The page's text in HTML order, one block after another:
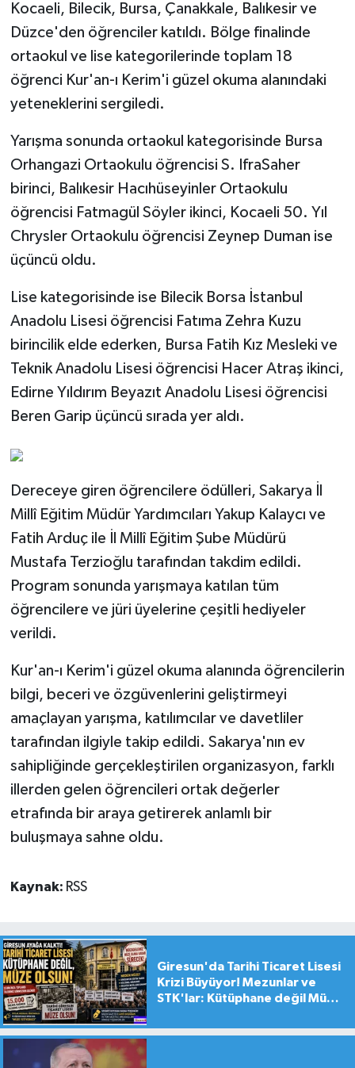
Kocaeli, Bilecik, Bursa, Çanakkale, Balıkesir ve
Düzce'den öğrenciler katıldı. Bölge finalinde
ortaokul ve lise kategorilerinde toplam 18
öğrenci Kur'an-ı Kerim'i güzel okuma alanındaki
yeteneklerini sergiledi.
Yarışma sonunda ortaokul kategorisinde Bursa
Orhangazi Ortaokulu öğrencisi S. IfraSaher
birinci, Balıkesir Hacıhüseyinler Ortaokulu
öğrencisi Fatmagül Söyler ikinci, Kocaeli 50. Yıl
Chrysler Ortaokulu öğrencisi Zeynep Duman ise
üçüncü oldu.
Lise kategorisinde ise Bilecik Borsa İstanbul
Anadolu Lisesi öğrencisi Fatıma Zehra Kuzu
birincilik elde ederken, Bursa Fatih Kız Mesleki ve
Teknik Anadolu Lisesi öğrencisi Hacer Atraş ikinci,
Edirne Yıldırım Beyazıt Anadolu Lisesi öğrencisi
Beren Garip üçüncü sırada yer aldı.
Dereceye giren öğrencilere ödülleri, Sakarya İl
Millî Eğitim Müdür Yardımcıları Yakup Kalaycı ve
Fatih Arduç ile İl Millî Eğitim Şube Müdürü
Mustafa Terzioğlu tarafından takdim edildi.
Program sonunda yarışmaya katılan tüm
öğrencilere ve jüri üyelerine çeşitli hediyeler
verildi.
Kur'an-ı Kerim'i güzel okuma alanında öğrencilerin
bilgi, beceri ve özgüvenlerini geliştirmeyi
amaçlayan yarışma, katılımcılar ve davetliler
tarafından ilgiyle takip edildi. Sakarya'nın ev
sahipliğinde gerçekleştirilen organizasyon, farklı
illerden gelen öğrencileri ortak değerler
etrafında bir araya getirerek anlamlı bir
buluşmaya sahne oldu.
Kaynak: RSS
Giresun'da Tarihi Ticaret Lisesi
Krizi Büyüyor! Mezunlar ve
STK'lar: Kütüphane değil Müze